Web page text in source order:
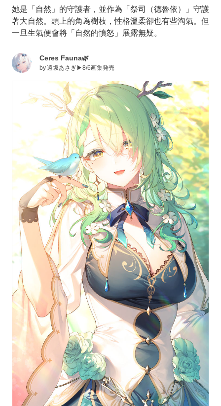
她是「自然」的守護者，並作為「祭司（德魯依）」守護
著大自然。頭上的角為樹枝，性格溫柔卻也有些淘氣。但
一旦生氣便會將「自然的憤怒」展露無疑。
Ceres Fauna🌿
by遠坂あさぎ▶8/6画集発売